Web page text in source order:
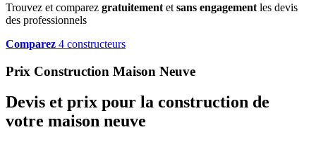
Trouvez et comparez gratuitement et sans engagement les devis
des professionnels
Comparez 4 constructeurs
Prix Construction Maison Neuve
Devis et prix pour la construction de
votre maison neuve